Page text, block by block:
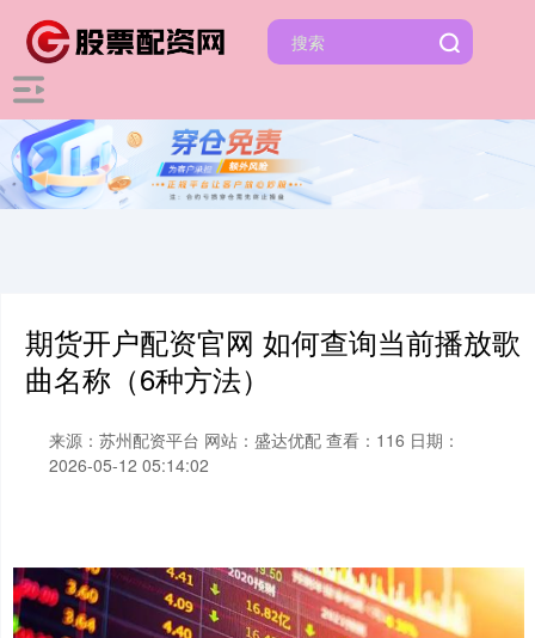
期货开户配资官网 如何查询当前播放歌
曲名称（6种方法）
来源：苏州配资平台 网站：盛达优配 查看：116 日期：
2026-05-12 05:14:02